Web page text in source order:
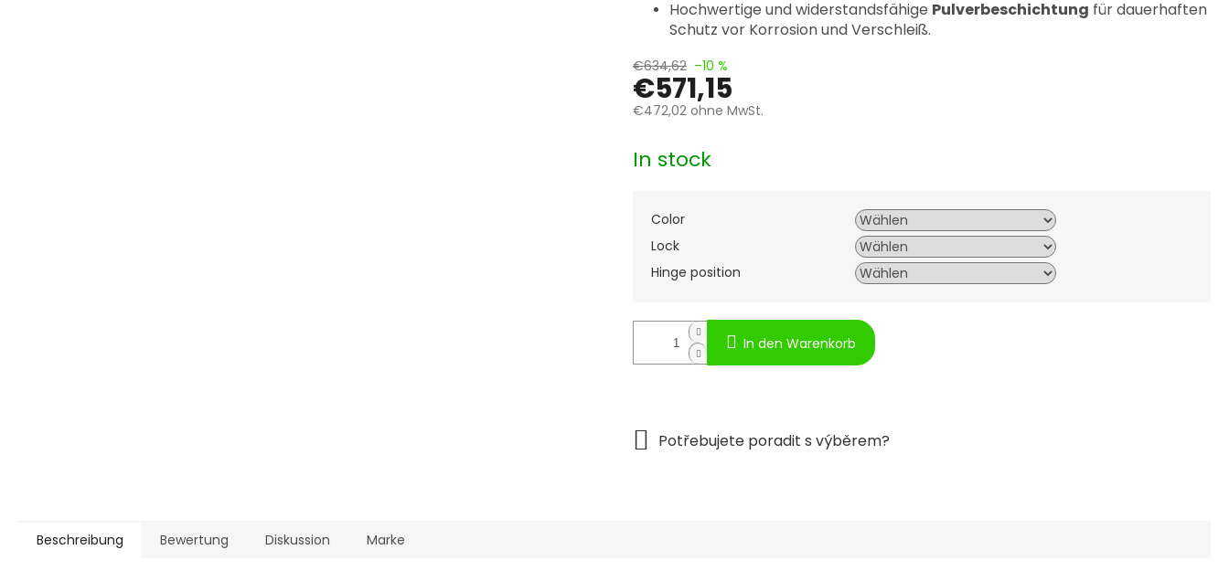
€634,62 –10 %
€571,15
€472,02 ohne MwSt.
In stock
Color
Lock
Hinge position
In den Warenkorb
Hochwertige und widerstandsfähige Pulverbeschichtung für dauerhaften
Schutz vor Korrosion und Verschleiß.
Beschreibung Bewertung Diskussion Marke